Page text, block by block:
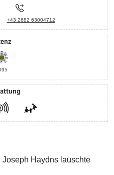
+43 2682 63004712
Haydns lauschte